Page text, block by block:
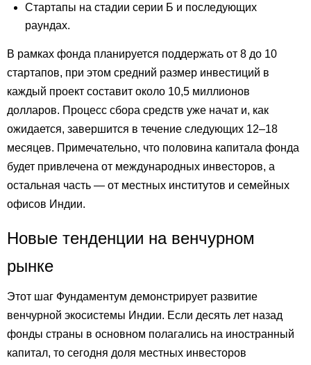
Стартапы на стадии серии Б и последующих
раундах.
В рамках фонда планируется поддержать от 8 до 10
стартапов, при этом средний размер инвестиций в
каждый проект составит около 10,5 миллионов
долларов. Процесс сбора средств уже начат и, как
ожидается, завершится в течение следующих 12–18
месяцев. Примечательно, что половина капитала фонда
будет привлечена от международных инвесторов, а
остальная часть — от местных институтов и семейных
офисов Индии.
Новые тенденции на венчурном
рынке
Этот шаг Фундаментум демонстрирует развитие
венчурной экосистемы Индии. Если десять лет назад
фонды страны в основном полагались на иностранный
капитал, то сегодня доля местных инвесторов